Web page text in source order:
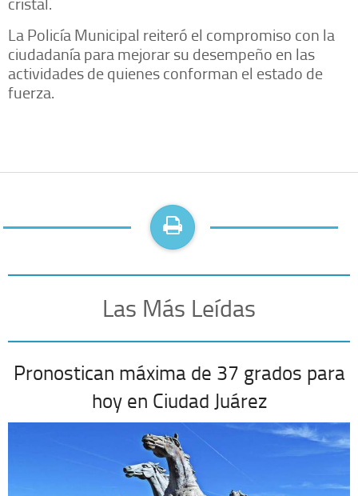
La Policía Municipal reiteró el compromiso con la
ciudadanía para mejorar su desempeño en las
actividades de quienes conforman el estado de
fuerza.
Las Más Leídas
Pronostican máxima de 37 grados para
hoy en Ciudad Juárez